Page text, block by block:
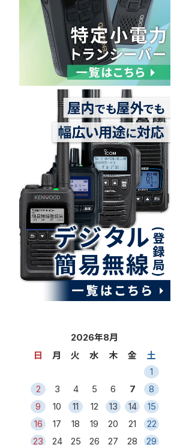
2026年8月
日
月 火 水 木 金
土
1
2
3 4 5 6 7
8
9
10 11 12 13 14
15
16
17 18 19 20 21
22
23
24 25 26 27 28 29